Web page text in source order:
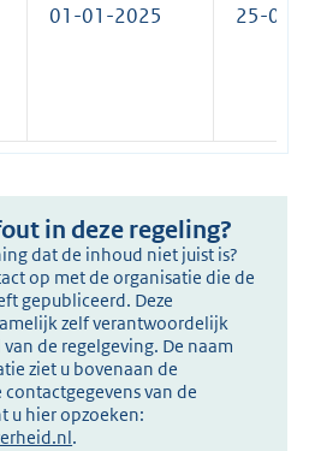
01-01-2025 25-06-
in deze regeling?
dat de inhoud niet juist is?
op met de organisatie die de
gepubliceerd. Deze
zelf verantwoordelijk
de regelgeving. De naam
ziet u bovenaan de
contactgegevens van de
u hier opzoeken:
.